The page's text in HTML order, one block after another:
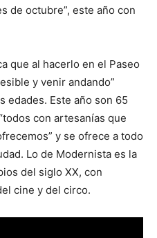
de octubre”, este año con
que al hacerlo en el Paseo
y venir andando”
edades. Este año son 65
con artesanías que
y se ofrece a todo
Lo de Modernista es la
del siglo XX, con
cine y del circo.